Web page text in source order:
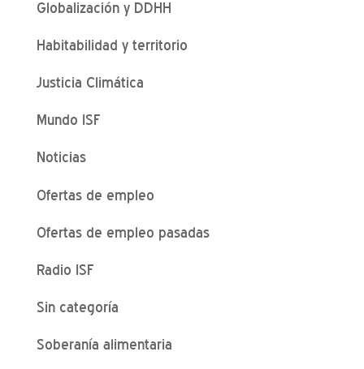
Globalización y DDHH
Habitabilidad y territorio
Justicia Climática
Mundo ISF
Noticias
Ofertas de empleo
Ofertas de empleo pasadas
Radio ISF
Sin categoría
Soberanía alimentaria